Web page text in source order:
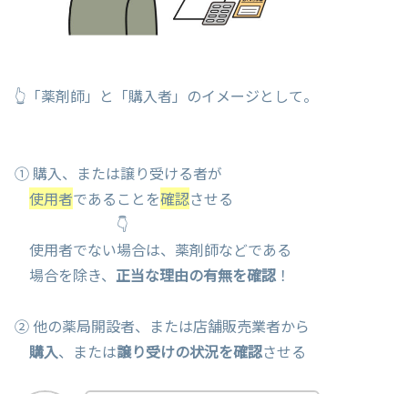
👆「薬剤師」と「購入者」のイメージとして。
① 購入、または譲り受ける者が
使用者であることを確認させる
👇
使用者でない場合は、薬剤師などである
場合を除き、 正当な理由の有無を確認 ！
② 他の薬局開設者、または店舗販売業者から
購入、または譲り受けの状況を確認させる